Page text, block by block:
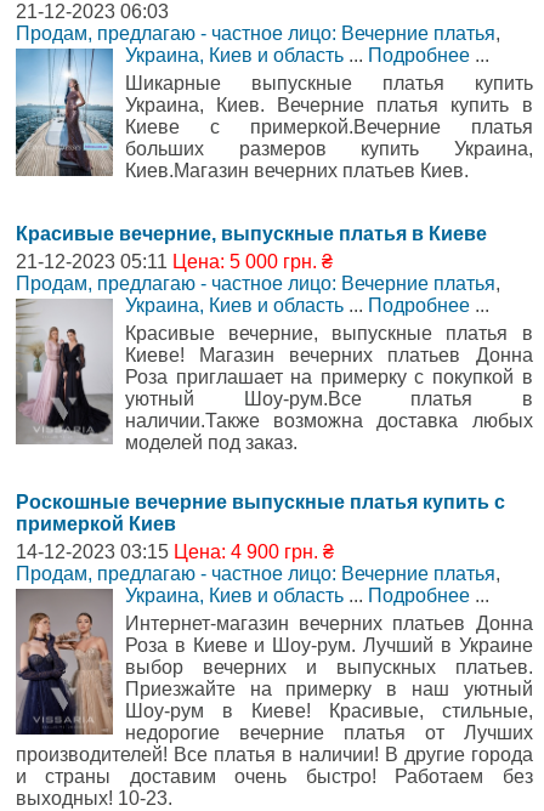
21-12-2023 06:03
Продам, предлагаю - частное лицо: Вечерние платья,
Украина, Киев и область ... Подробнее ...
Шикарные выпускные платья купить
Украина, Киев. Вечерние платья купить в
Киеве с примеркой.Вечерние платья
больших размеров купить Украина,
Киев.Магазин вечерних платьев Киев.
Красивые вечерние, выпускные платья в Киеве
21-12-2023 05:11 Цена: 5 000 грн. ₴
Продам, предлагаю - частное лицо: Вечерние платья,
Украина, Киев и область ... Подробнее ...
Красивые вечерние, выпускные платья в
Киеве! Магазин вечерних платьев Донна
Роза приглашает на примерку с покупкой в
уютный Шоу-рум.Все платья в
наличии.Также возможна доставка любых
моделей под заказ.
Роскошные вечерние выпускные платья купить с
примеркой Киев
14-12-2023 03:15 Цена: 4 900 грн. ₴
Продам, предлагаю - частное лицо: Вечерние платья,
Украина, Киев и область ... Подробнее ...
Интернет-магазин вечерних платьев Донна
Роза в Киеве и Шоу-рум. Лучший в Украине
выбор вечерних и выпускных платьев.
Приезжайте на примерку в наш уютный
Шоу-рум в Киеве! Красивые, стильные,
недорогие вечерние платья от Лучших
производителей! Все платья в наличии! В другие города
и страны доставим очень быстро! Работаем без
выходных! 10-23.